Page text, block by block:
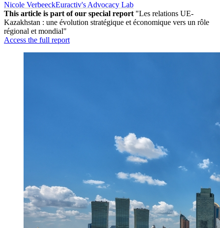
Nicole VerbeeckEuractiv's Advocacy Lab
This article is part of our special report "Les relations UE-
Kazakhstan : une évolution stratégique et économique vers un rôle
régional et mondial"
Access the full report